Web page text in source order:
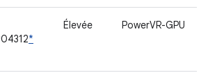
*
Élevée PowerVR-GPU